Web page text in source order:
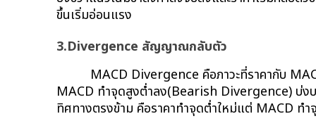
ขึ้นเริ่มอ่อนแรง
3.Divergence สัญญาณกลับตัว
MACD Divergence คือภาวะที่ราคากับ
MACD ทำจุดสูงต่ำลง(Bearish Divergence) บ่ง
ทิศทางตรงข้าม คือราคาทำจุดต่ำใหม่แต่ MACD ทำ